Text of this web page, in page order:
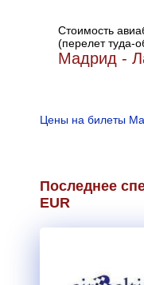
Стоимость
(перелет туда-
Мадрид -
Цены на билеты
Последнее
EUR